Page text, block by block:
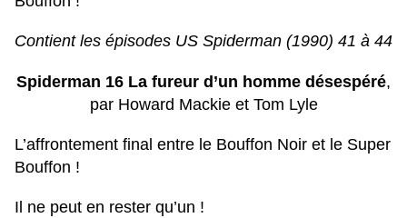
Contient les épisodes US Spiderman (1990) 41 à 44
Spiderman 16 La fureur d’un homme désespéré,
par Howard Mackie et Tom Lyle
L’affrontement final entre le Bouffon Noir et le Super
Bouffon !
Il ne peut en rester qu’un !